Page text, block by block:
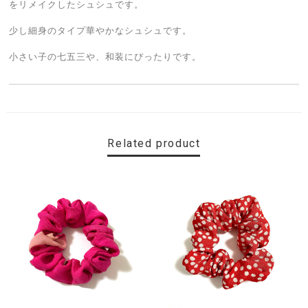
をリメイクしたシュシュです。
少し細身のタイプ華やかなシュシュです。
小さい子の七五三や、和装にぴったりです。
Related product